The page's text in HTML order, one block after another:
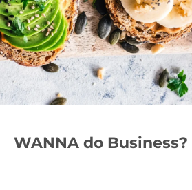
WANNA do Business?